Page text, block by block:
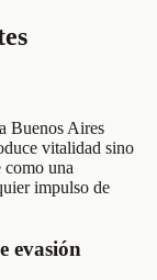
Buenos Aires
vitalidad sino
como una
impulso de
evasión